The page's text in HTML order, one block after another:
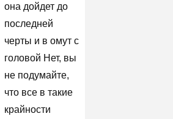
она дойдет до
последней
черты и в омут с
головой Нет, вы
не подумайте,
что все в такие
крайности